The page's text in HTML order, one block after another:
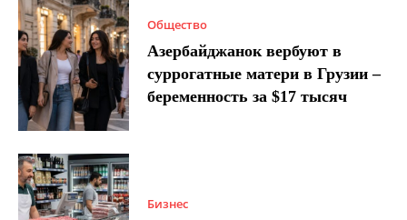
Общество
Азербайджанок вербуют в
суррогатные матери в Грузии –
беременность за $17 тысяч
Бизнес